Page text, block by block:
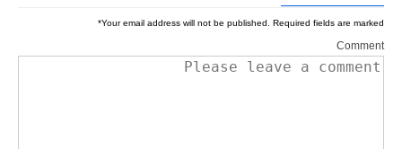
Your email address will not be published. Required fields are marked
*
Comment